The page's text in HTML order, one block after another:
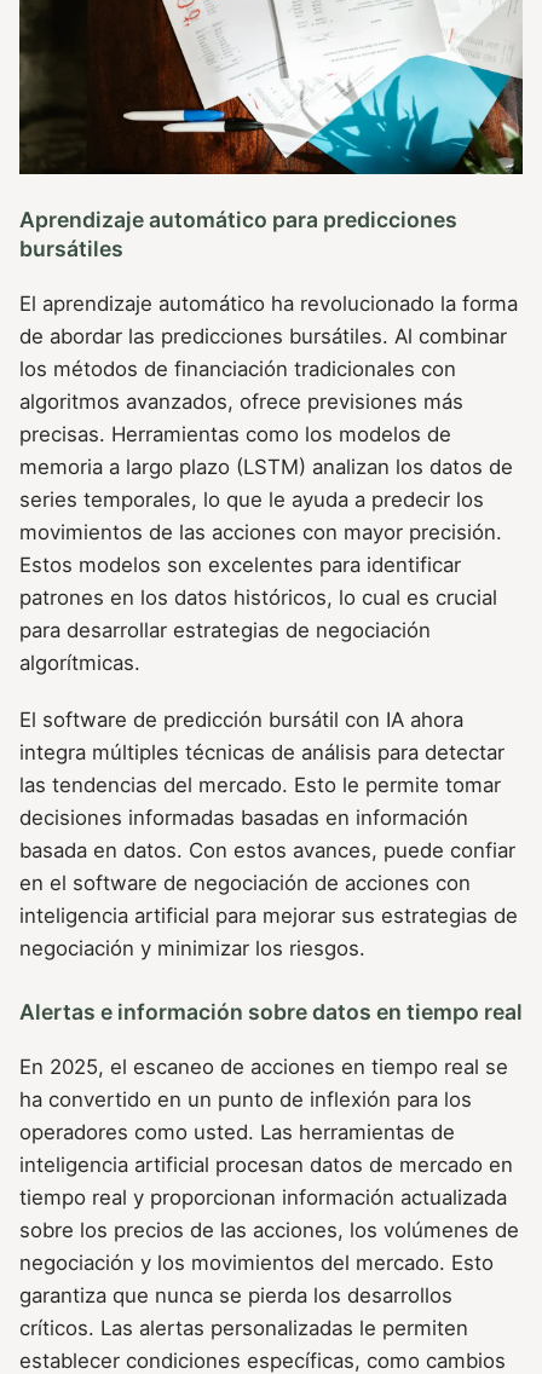
Aprendizaje automático para predicciones
bursátiles
El aprendizaje automático ha revolucionado la forma
de abordar las predicciones bursátiles. Al combinar
los métodos de financiación tradicionales con
algoritmos avanzados, ofrece previsiones más
precisas. Herramientas como los modelos de
memoria a largo plazo (LSTM) analizan los datos de
series temporales, lo que le ayuda a predecir los
movimientos de las acciones con mayor precisión.
Estos modelos son excelentes para identificar
patrones en los datos históricos, lo cual es crucial
para desarrollar estrategias de negociación
algorítmicas.
El software de predicción bursátil con IA ahora
integra múltiples técnicas de análisis para detectar
las tendencias del mercado. Esto le permite tomar
decisiones informadas basadas en información
basada en datos. Con estos avances, puede confiar
en el software de negociación de acciones con
inteligencia artificial para mejorar sus estrategias de
negociación y minimizar los riesgos.
Alertas e información sobre datos en tiempo real
En 2025, el escaneo de acciones en tiempo real se
ha convertido en un punto de inflexión para los
operadores como usted. Las herramientas de
inteligencia artificial procesan datos de mercado en
tiempo real y proporcionan información actualizada
sobre los precios de las acciones, los volúmenes de
negociación y los movimientos del mercado. Esto
garantiza que nunca se pierda los desarrollos
críticos. Las alertas personalizadas le permiten
establecer condiciones específicas, como cambios